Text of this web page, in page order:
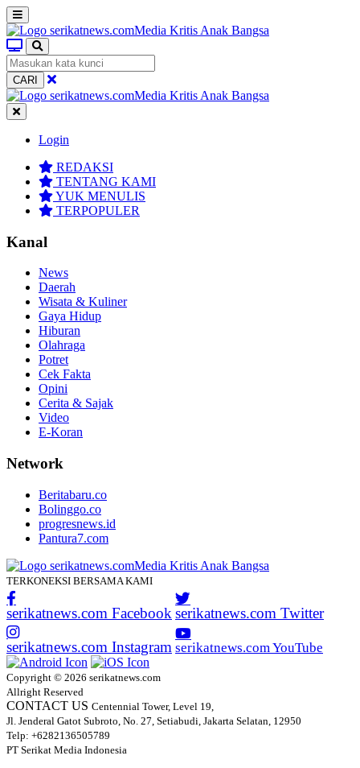
CARI
Login
REDAKSI
TENTANG KAMI
YUK MENULIS
TERPOPULER
Kanal
News
Daerah
Wisata & Kuliner
Gaya Hidup
Hiburan
Olahraga
Potret
Cek Fakta
Opini
Cerita & Sajak
Video
E-Koran
Network
Beritabaru.co
Bolinggo.co
progresnews.id
Pantura7.com
TERKONEKSI BERSAMA KAMI
serikatnews.com Facebook serikatnews.com Twitter
serikatnews.com Instagram serikatnews.com YouTube
Copyright © 2026 serikatnews.com
Allright Reserved
CONTACT US Centennial Tower, Level 19,
Jl. Jenderal Gatot Subroto, No. 27, Setiabudi, Jakarta Selatan, 12950
Telp: +6282136505789
PT Serikat Media Indonesia